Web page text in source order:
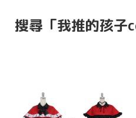
搜尋「我推的孩子